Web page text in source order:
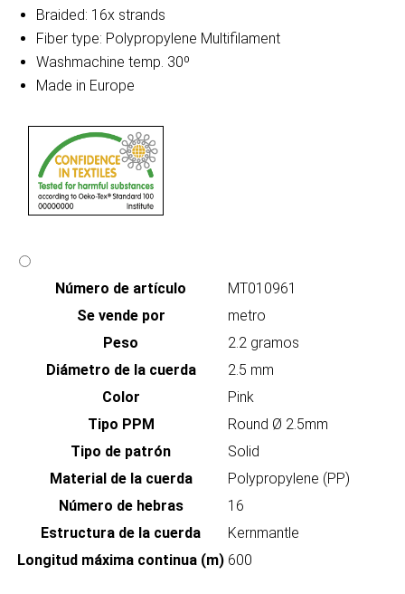
Braided: 16x strands
Fiber type: Polypropylene Multifilament
Washmachine temp. 30º
Made in Europe
Número de artículo
MT010961
Se vende por
metro
Peso
2.2 gramos
Diámetro de la cuerda
2.5 mm
Color
Pink
Tipo PPM
Round Ø 2.5mm
Tipo de patrón
Solid
Material de la cuerda
Polypropylene (PP)
Número de hebras
16
Estructura de la cuerda
Kernmantle
Longitud máxima continua (m) 600